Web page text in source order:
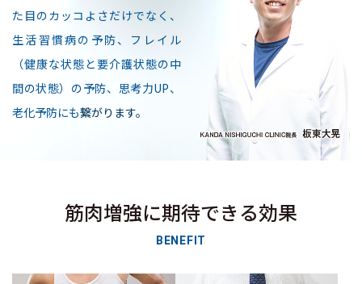
た目のカッコよさだけでなく、
生活習慣病の予防、フレイル
（健康な状態と要介護状態の中
間の状態）の予防、思考力UP、
老化予防にも繋がります。
筋肉増強に期待できる効果
BENEFIT